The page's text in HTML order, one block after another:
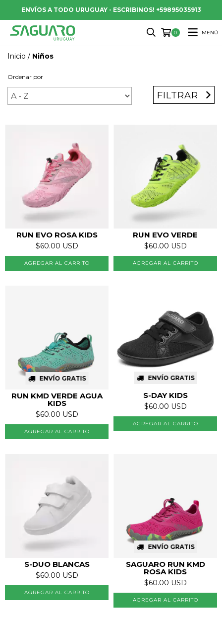
ENVÍOS A TODO URUGUAY - ESCRIBINOS! +59895035913
0 MENÚ
Inicio / Niños
Ordenar por
FILTRAR
RUN EVO ROSA KIDS
$60.00 USD
AGREGAR AL CARRITO
RUN EVO VERDE
$60.00 USD
AGREGAR AL CARRITO
ENVÍO GRATIS
RUN KMD VERDE AGUA
KIDS
$60.00 USD
AGREGAR AL CARRITO
ENVÍO GRATIS
S-DAY KIDS
$60.00 USD
AGREGAR AL CARRITO
S-DUO BLANCAS
$60.00 USD
AGREGAR AL CARRITO
ENVÍO GRATIS
SAGUARO RUN KMD
ROSA KIDS
$60.00 USD
AGREGAR AL CARRITO